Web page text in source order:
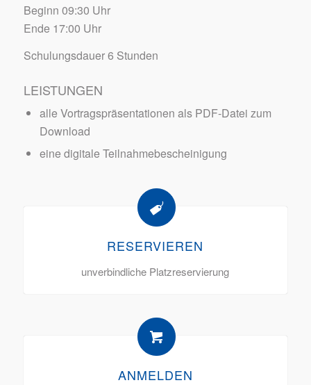
Beginn 09:30 Uhr
Ende 17:00 Uhr
Schulungsdauer 6 Stunden
LEISTUNGEN
alle Vortragspräsentationen als PDF-Datei zum
Download
eine digitale Teilnahmebescheinigung
RESERVIEREN
unverbindliche Platzreservierung
ANMELDEN